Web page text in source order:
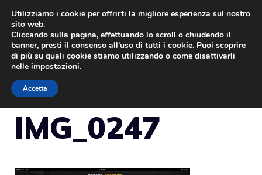
Vai
contenuto
IMG_0247
Utilizziamo i cookie per offrirti la migliore esperienza sul nostro
sito web.
Cliccando sulla pagina, effettuando lo scroll o chiudendo il
banner, presti il consenso all’uso di tutti i cookie. Puoi scoprire
di più su quali cookie stiamo utilizzando o come disattivarli
nelle impostazioni.
Accetta